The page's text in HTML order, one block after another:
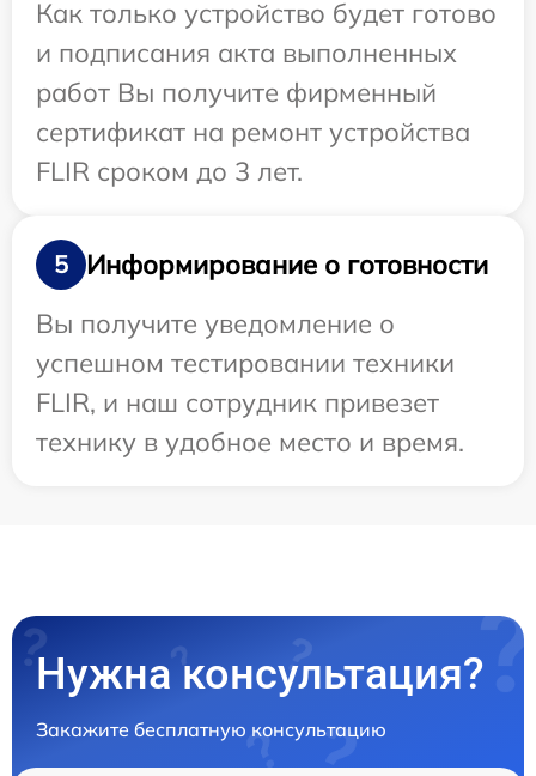
Как только устройство будет готово
и подписания акта выполненных
работ Вы получите фирменный
сертификат на ремонт устройства
FLIR сроком до 3 лет.
5
Информирование о готовности
Вы получите уведомление о
успешном тестировании техники
FLIR, и наш сотрудник привезет
технику в удобное место и время.
Нужна консультация?
Закажите бесплатную консультацию